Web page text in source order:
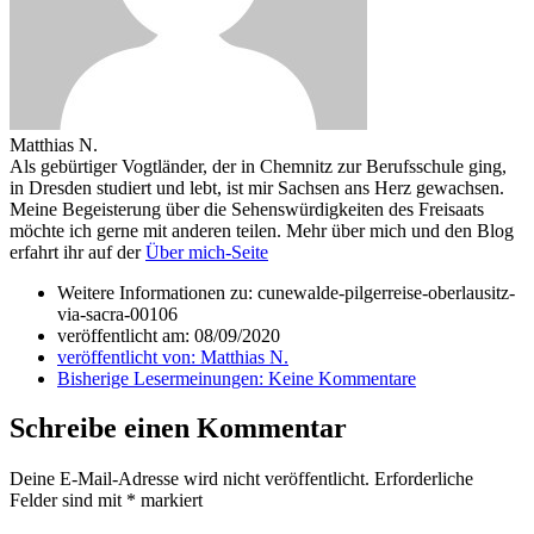
Matthias N.
Als gebürtiger Vogtländer, der in Chemnitz zur Berufsschule ging,
in Dresden studiert und lebt, ist mir Sachsen ans Herz gewachsen.
Meine Begeisterung über die Sehenswürdigkeiten des Freisaats
möchte ich gerne mit anderen teilen. Mehr über mich und den Blog
erfahrt ihr auf derÜber mich-Seite
Weitere Informationen zu: cunewalde-pilgerreise-oberlausitz-
via-sacra-00106
veröffentlicht am: 08/09/2020
veröffentlicht von: Matthias N.
Bisherige Lesermeinungen: Keine Kommentare
Schreibe einen Kommentar
Deine E-Mail-Adresse wird nicht veröffentlicht. Erforderliche
Felder sind mit * markiert